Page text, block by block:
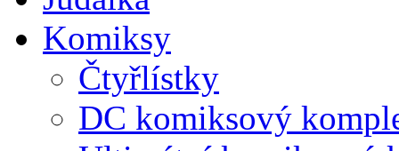
Komiksy
Čtyřlístky
DC komiksový